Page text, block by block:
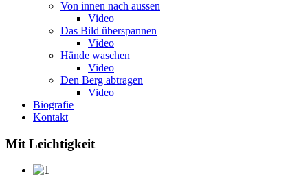
Von innen nach aussen
Video
Das Bild überspannen
Video
Hände waschen
Video
Den Berg abtragen
Video
Biografie
Kontakt
Mit Leichtigkeit